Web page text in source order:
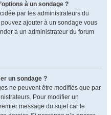
à un sondage ?
par les administrateurs du
ajouter à un sondage vous
à un administrateur du forum
un sondage ?
ne peuvent être modifiés que par
Pour modifier un
message du sujet car le